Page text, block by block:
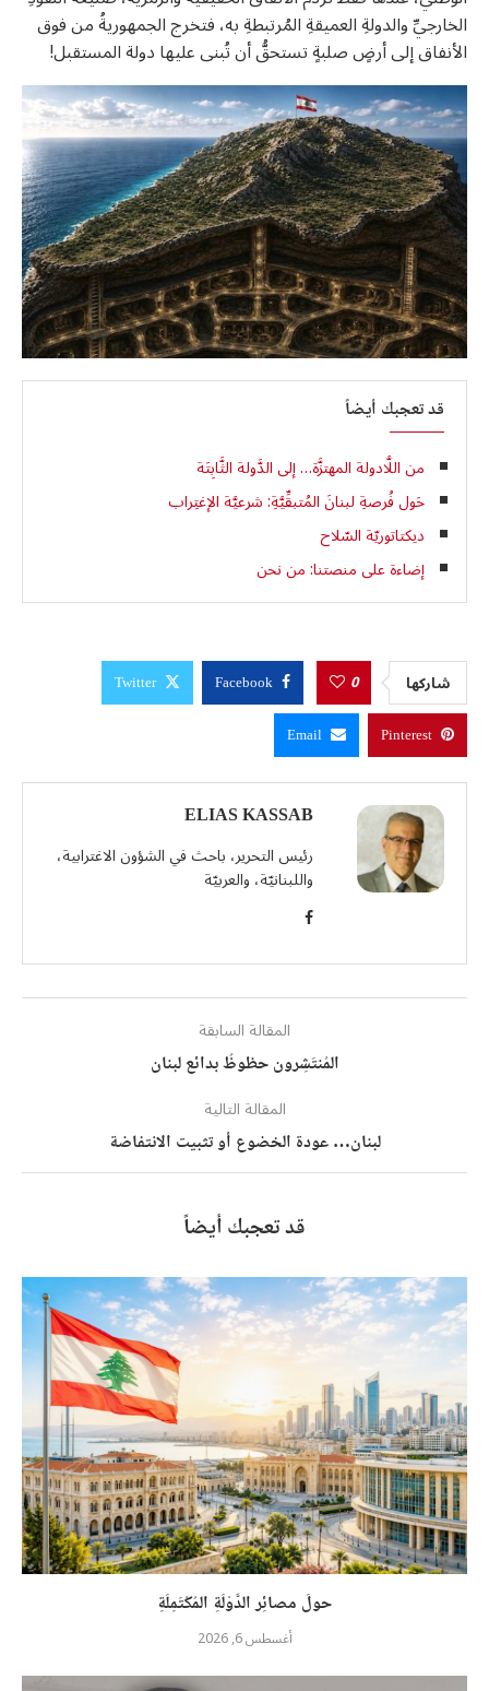
الخارجيِّ والدولةِ العميقةِ المُرتبطةِ به، فتخرج الجمهوريةُ من فوق
الأنفاق إلى أرضٍ صلبةٍ تستحقُّ أن تُبنى عليها دولة المستقبل!
قد تعجبك أيضاً
من اللَّادولة المهتزَّة… إلى الدَّولة الثَّابِتَة
حَول فُرصةِ لبنانَ المُتبقِّيَّةِ: شرعيَّة الإغتِراب
ديكتاتوريّة السّلاح
إضاءة على منصتنا: من نحن
شاركها 0
Facebook
Twitter
Pinterest
Email
ELIAS KASSAB
رئيس التحرير، باحث في الشؤون الاغترابية،
واللبنانيّة، والعربيّة
المقالة السابقة
المُنتَشِرون حظوظُ بدائع لبنان
المقالة التالية
لبنان… عودة الخضوع أو تثبيت الانتفاضة
قد تعجبك أيضاً
حولَ مصائِر الدَّوْلَةِ المُكْتَمِلَةِ
أغسطس 6, 2026